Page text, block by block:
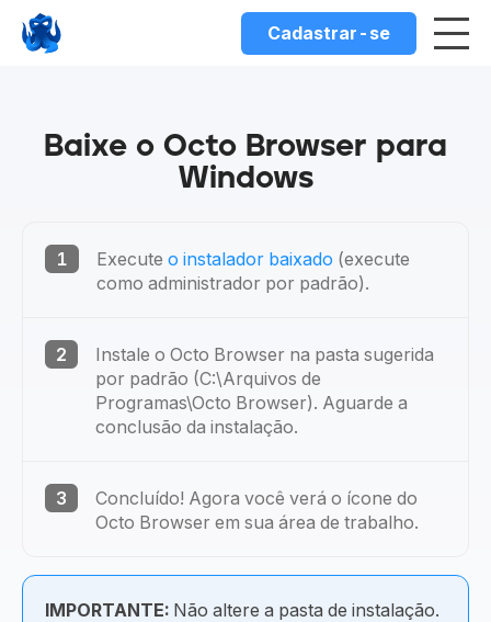
Cadastrar-se
Baixe o Octo Browser para
Windows
1 Execute o instalador baixado (execute
como administrador por padrão).
2
Instale o Octo Browser na pasta sugerida
por padrão (C:\Arquivos de
Programas\Octo Browser). Aguarde a
conclusão da instalação.
3
Concluído! Agora você verá o ícone do
Octo Browser em sua área de trabalho.
IMPORTANTE: Não altere a pasta de instalação.